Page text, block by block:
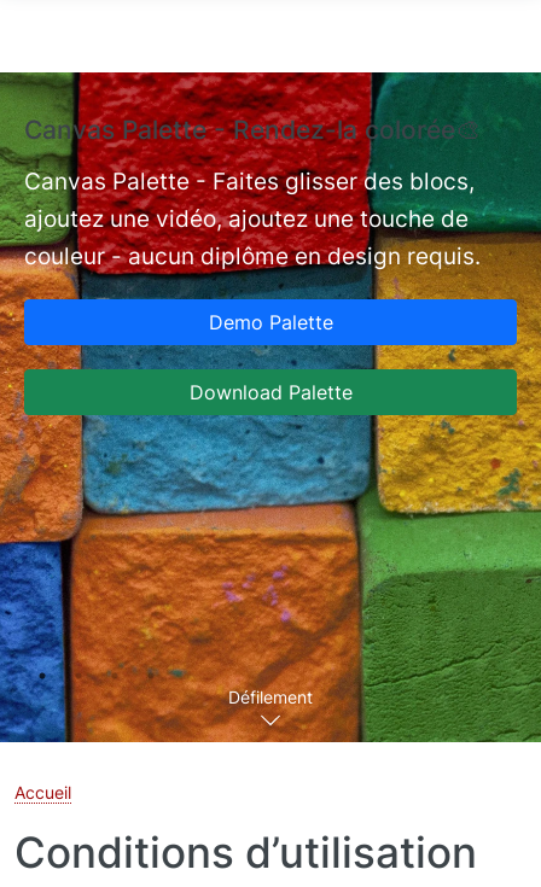
Canvas Palette - Rendez-la colorée🎨
Canvas Palette - Faites glisser des blocs,
ajoutez une vidéo, ajoutez une touche de
couleur - aucun diplôme en design requis.
Demo Palette
Download Palette
Défilement
Accueil
Conditions d’utilisation